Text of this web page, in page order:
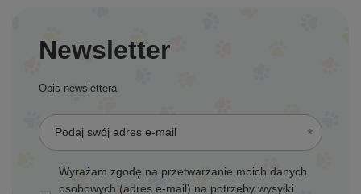
Newsletter
Opis newslettera
Podaj swój adres e-mail
Wyrażam zgodę na przetwarzanie moich danych
osobowych (adres e-mail) na potrzeby wysyłki